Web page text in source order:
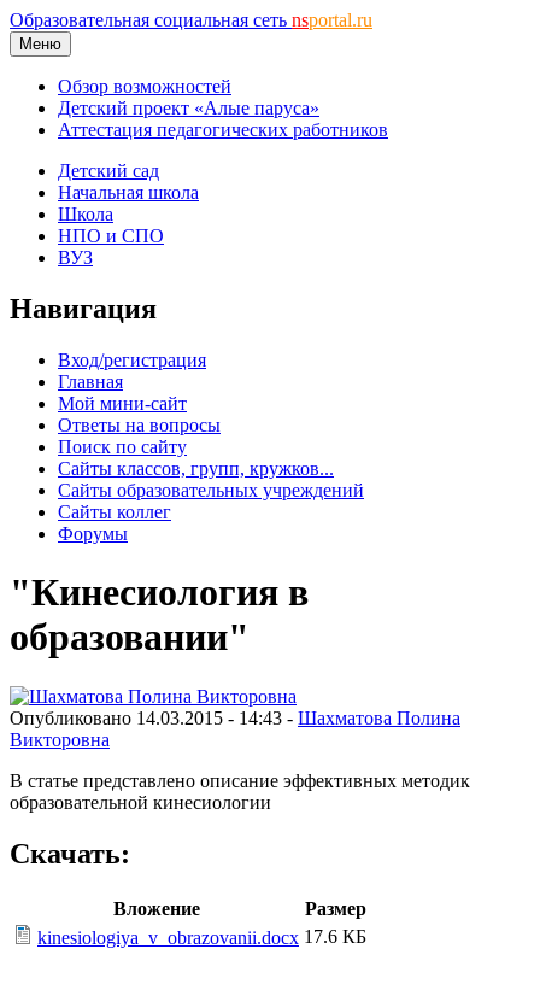
Образовательная социальная сеть nsportal.ru
Меню
Обзор возможностей
Детский проект «Алые паруса»
Аттестация педагогических работников
Детский сад
Начальная школа
Школа
НПО и СПО
ВУЗ
Навигация
Вход/регистрация
Главная
Мой мини-сайт
Ответы на вопросы
Поиск по сайту
Сайты классов, групп, кружков...
Сайты образовательных учреждений
Сайты коллег
Форумы
"Кинесиология в
образовании"
Опубликовано 14.03.2015 - 14:43 - Шахматова Полина
Викторовна
В статье представлено описание эффективных методик
образовательной кинесиологии
Скачать:
Вложение
Размер
kinesiologiya_v_obrazovanii.docx 17.6 КБ